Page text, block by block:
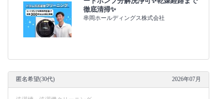
徹底清掃✨
串岡ホールディングス株式会社
匿名希望(30代) 2026年07月